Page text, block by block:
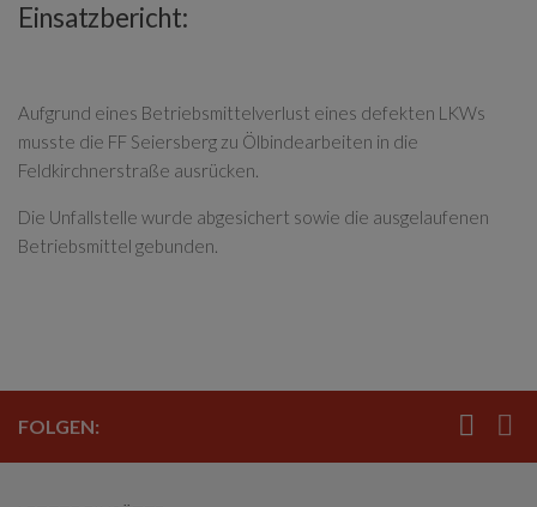
Einsatzbericht:
Aufgrund eines Betriebsmittelverlust eines defekten LKWs
musste die FF Seiersberg zu Ölbindearbeiten in die
Feldkirchnerstraße ausrücken.
Die Unfallstelle wurde abgesichert sowie die ausgelaufenen
Betriebsmittel gebunden.
FOLGEN: